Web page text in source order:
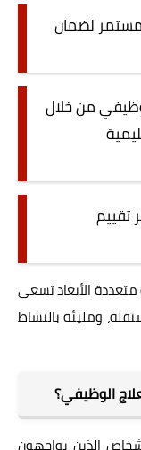
لضمان
من خلال
تقييم
الأبعاد تسعى
ومليئة بالنشاط
الوظيفي؟